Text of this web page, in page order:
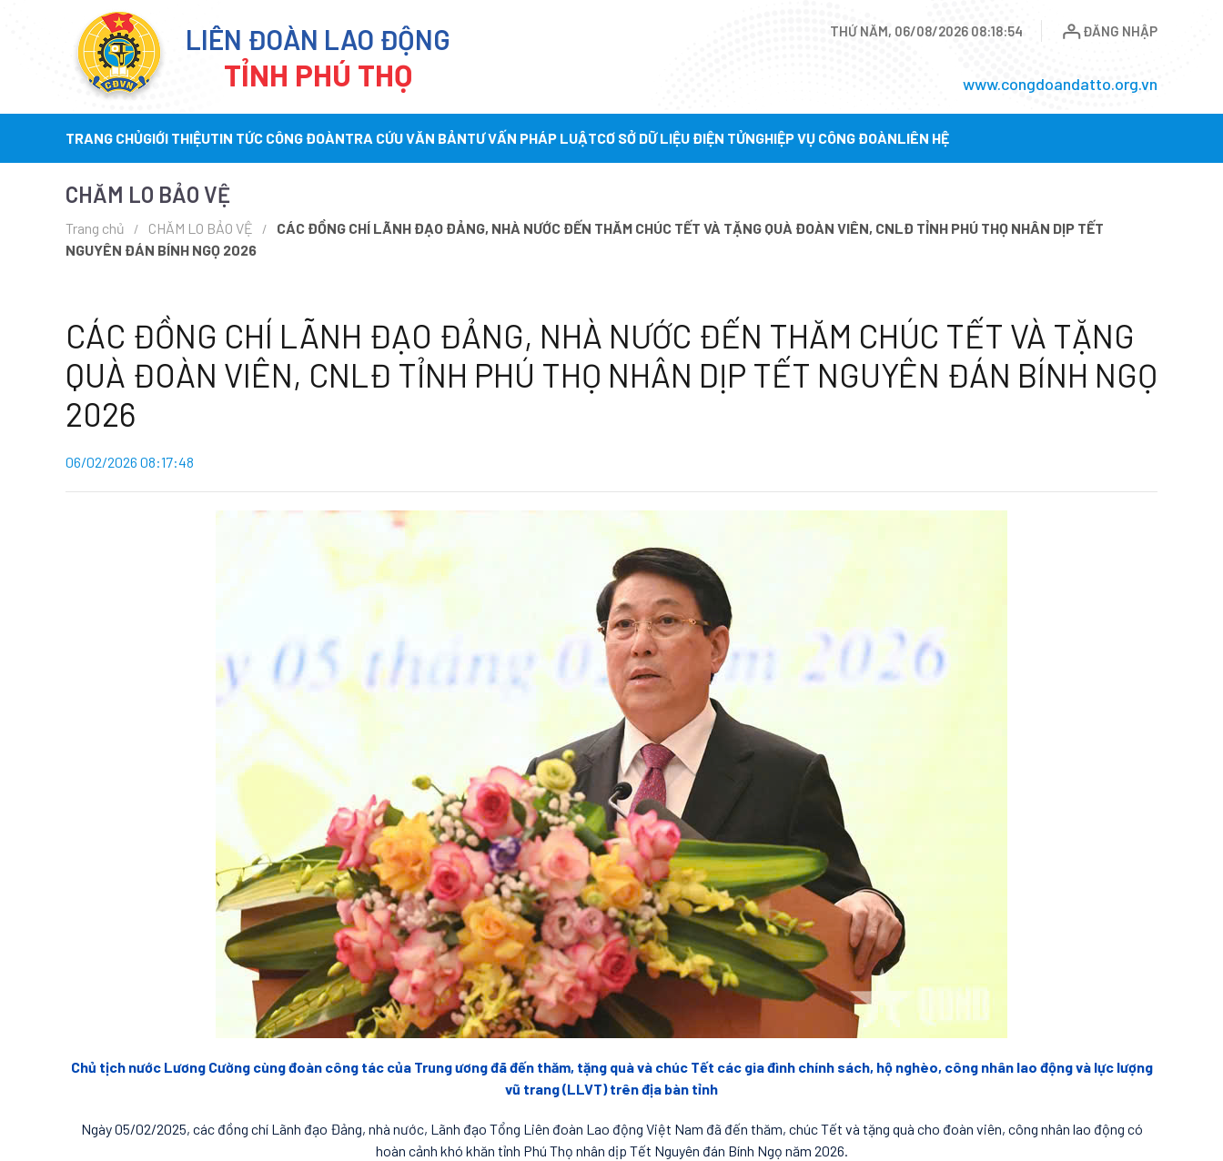
LIÊN ĐOÀN LAO ĐỘNG
TỈNH PHÚ THỌ
THỨ NĂM, 06/08/2026 08:18:56 ĐĂNG NHẬP
www.congdoandatto.org.vn
TRANG CHỦGIỚI THIỆUTIN TỨC CÔNG ĐOÀNTRA CỨU VĂN BẢNTƯ VẤN PHÁP LUẬTCƠ SỞ DỮ LIỆU ĐIỆN TỬNGHIỆP VỤ CÔNG ĐOÀNLIÊN HỆ
CHĂM LO BẢO VỆ
Trang chủ CHĂM LO BẢO VỆ
CÁC ĐỒNG CHÍ LÃNH ĐẠO ĐẢNG, NHÀ NƯỚC ĐẾN THĂM CHÚC TẾT VÀ TẶNG QUÀ ĐOÀN VIÊN, CNLĐ TỈNH PHÚ THỌ NHÂN DỊP TẾT
NGUYÊN ĐÁN BÍNH NGỌ 2026
CÁC ĐỒNG CHÍ LÃNH ĐẠO ĐẢNG, NHÀ NƯỚC ĐẾN THĂM CHÚC TẾT VÀ TẶNG
QUÀ ĐOÀN VIÊN, CNLĐ TỈNH PHÚ THỌ NHÂN DỊP TẾT NGUYÊN ĐÁN BÍNH NGỌ
2026
06/02/2026 08:17:48
Chủ tịch nước Lương Cường cùng đoàn công tác của Trung ương đã đến thăm, tặng quà và chúc Tết các gia đình chính sách, hộ nghèo, công nhân lao động và lực lượng
vũ trang (LLVT) trên địa bàn tỉnh
Ngày 05/02/2025, các đồng chí Lãnh đạo Đảng, nhà nước, Lãnh đạo Tổng Liên đoàn Lao động Việt Nam đã đến thăm, chúc Tết và tặng quà cho đoàn viên, công nhân lao động có
hoàn cảnh khó khăn tỉnh Phú Thọ nhân dịp Tết Nguyên đán Bính Ngọ năm 2026.